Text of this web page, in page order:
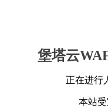
堡塔云
正在进行
本站